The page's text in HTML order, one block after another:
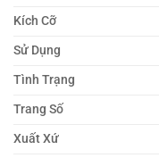
Kích Cỡ
Sử Dụng
Tình Trạng
Trang Số
Xuất Xứ